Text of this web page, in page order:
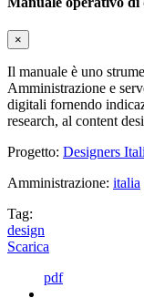
×
Il manuale è uno
Amministrazione e
digitali fornendo
research, al content
Progetto: Designers
Amministrazione: italia
Tag:
design
Scarica
pdf